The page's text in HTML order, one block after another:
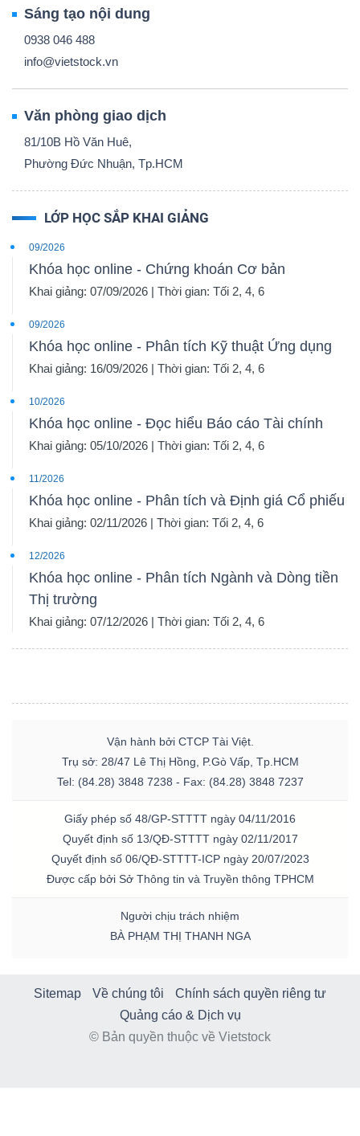
Sáng tạo nội dung
0938 046 488
info@vietstock.vn
Văn phòng giao dịch
81/10B Hồ Văn Huê,
Phường Đức Nhuận, Tp.HCM
LỚP HỌC SẮP KHAI GIẢNG
09/2026
Khóa học online - Chứng khoán Cơ bản
Khai giảng: 07/09/2026 | Thời gian: Tối 2, 4, 6
09/2026
Khóa học online - Phân tích Kỹ thuật Ứng dụng
Khai giảng: 16/09/2026 | Thời gian: Tối 2, 4, 6
10/2026
Khóa học online - Đọc hiểu Báo cáo Tài chính
Khai giảng: 05/10/2026 | Thời gian: Tối 2, 4, 6
11/2026
Khóa học online - Phân tích và Định giá Cổ phiếu
Khai giảng: 02/11/2026 | Thời gian: Tối 2, 4, 6
12/2026
Khóa học online - Phân tích Ngành và Dòng tiền
Thị trường
Khai giảng: 07/12/2026 | Thời gian: Tối 2, 4, 6
Vận hành bởi CTCP Tài Việt.
Trụ sở: 28/47 Lê Thị Hồng, P.Gò Vấp, Tp.HCM
Tel: (84.28) 3848 7238 - Fax: (84.28) 3848 7237
Giấy phép số 48/GP-STTTT ngày 04/11/2016
Quyết định số 13/QĐ-STTTT ngày 02/11/2017
Quyết định số 06/QĐ-STTTT-ICP ngày 20/07/2023
Được cấp bởi Sở Thông tin và Truyền thông TPHCM
Người chịu trách nhiệm
BÀ PHẠM THỊ THANH NGA
Sitemap Về chúng tôi
Chính sách quyền riêng tư
Quảng cáo & Dịch vụ
© Bản quyền thuộc về Vietstock